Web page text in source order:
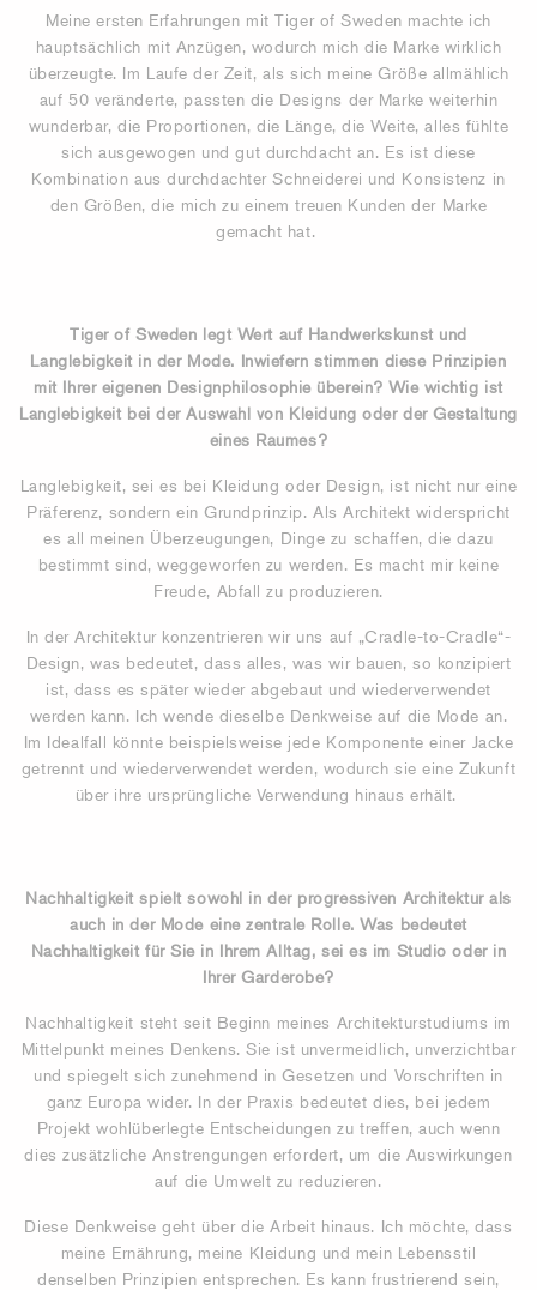
Meine ersten Erfahrungen mit Tiger of Sweden machte ich
hauptsächlich mit Anzügen, wodurch mich die Marke wirklich
überzeugte. Im Laufe der Zeit, als sich meine Größe allmählich
auf 50 veränderte, passten die Designs der Marke weiterhin
wunderbar, die Proportionen, die Länge, die Weite, alles fühlte
sich ausgewogen und gut durchdacht an. Es ist diese
Kombination aus durchdachter Schneiderei und Konsistenz in
den Größen, die mich zu einem treuen Kunden der Marke
gemacht hat.
Tiger of Sweden legt Wert auf Handwerkskunst und
Langlebigkeit in der Mode. Inwiefern stimmen diese Prinzipien
mit Ihrer eigenen Designphilosophie überein? Wie wichtig ist
Langlebigkeit bei der Auswahl von Kleidung oder der Gestaltung
eines Raumes?
Langlebigkeit, sei es bei Kleidung oder Design, ist nicht nur eine
Präferenz, sondern ein Grundprinzip. Als Architekt widerspricht
es all meinen Überzeugungen, Dinge zu schaffen, die dazu
bestimmt sind, weggeworfen zu werden. Es macht mir keine
Freude, Abfall zu produzieren.
In der Architektur konzentrieren wir uns auf „Cradle-to-Cradle“-
Design, was bedeutet, dass alles, was wir bauen, so konzipiert
ist, dass es später wieder abgebaut und wiederverwendet
werden kann. Ich wende dieselbe Denkweise auf die Mode an.
Im Idealfall könnte beispielsweise jede Komponente einer Jacke
getrennt und wiederverwendet werden, wodurch sie eine Zukunft
über ihre ursprüngliche Verwendung hinaus erhält.
Nachhaltigkeit spielt sowohl in der progressiven Architektur als
auch in der Mode eine zentrale Rolle. Was bedeutet
Nachhaltigkeit für Sie in Ihrem Alltag, sei es im Studio oder in
Ihrer Garderobe?
Nachhaltigkeit steht seit Beginn meines Architekturstudiums im
Mittelpunkt meines Denkens. Sie ist unvermeidlich, unverzichtbar
und spiegelt sich zunehmend in Gesetzen und Vorschriften in
ganz Europa wider. In der Praxis bedeutet dies, bei jedem
Projekt wohlüberlegte Entscheidungen zu treffen, auch wenn
dies zusätzliche Anstrengungen erfordert, um die Auswirkungen
auf die Umwelt zu reduzieren.
Diese Denkweise geht über die Arbeit hinaus. Ich möchte, dass
meine Ernährung, meine Kleidung und mein Lebensstil
denselben Prinzipien entsprechen. Es kann frustrierend sein,